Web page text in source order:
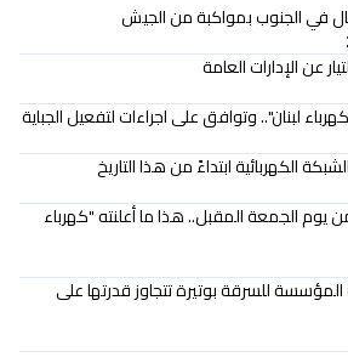
في الجنوب بمواكبة من الجيش
عن الإدارات العامة
لبنان".. وتوافق على اجراءات لتفعيل الجباية
الكهربائية ابتداءً من هذا التاريخ
يوم الجمعة المقبل.. هذا ما أعلنته "كهرباء
للسرقة بوتيرة تتجاوز قدرتها على